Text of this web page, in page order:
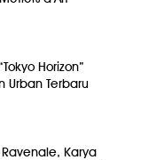
Horizon”
Urban Terbaru
Ravenale, Karya